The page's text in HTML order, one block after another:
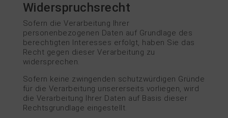
Widerspruchsrecht
Sofern die Verarbeitung Ihrer
personenbezogenen Daten auf Grundlage des
berechtigten Interesses erfolgt, haben Sie das
Recht gegen dieser Verarbeitung zu
widersprechen.
Sofern keine zwingenden schutzwürdigen Gründe
für die Verarbeitung unsererseits vorliegen, wird
die Verarbeitung Ihrer Daten auf Basis dieser
Rechtsgrundlage eingestellt.